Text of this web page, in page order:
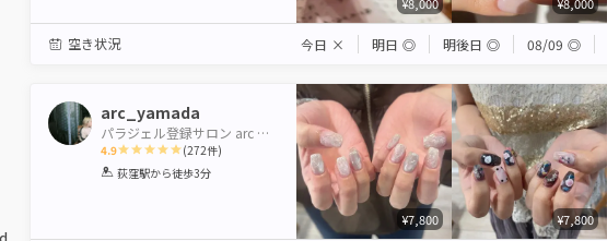
空き状況 今日 × 明日 ◎ 明後日 ◎ 08/09 ◎
arc_yamada
パラジェル登録サロン arc by neolive 荻窪店 【アルクバイネオリーブ】
4.9
1 2 3 4 5
(272件)
荻窪駅から徒歩3分
¥7,800 ¥7,800